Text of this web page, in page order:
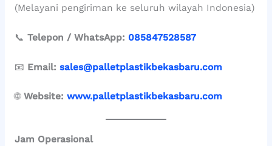
(Melayani pengiriman ke seluruh wilayah Indonesia)
📞 Telepon / WhatsApp: 085847528587
📧 Email: sales@palletplastikbekasbaru.com
🌐 Website: www.palletplastikbekasbaru.com
Jam Operasional